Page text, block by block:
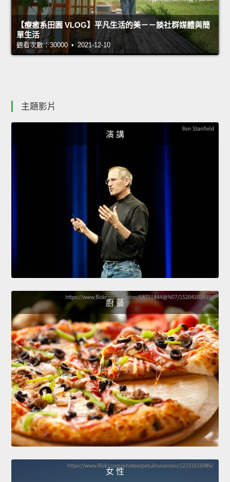
【療癒系田園 VLOG】平凡生活的美－－談社群媒體與簡
單生活
觀看次數：30000 • 2021-12-10
主題影片
演 講
廚 藝
女 性